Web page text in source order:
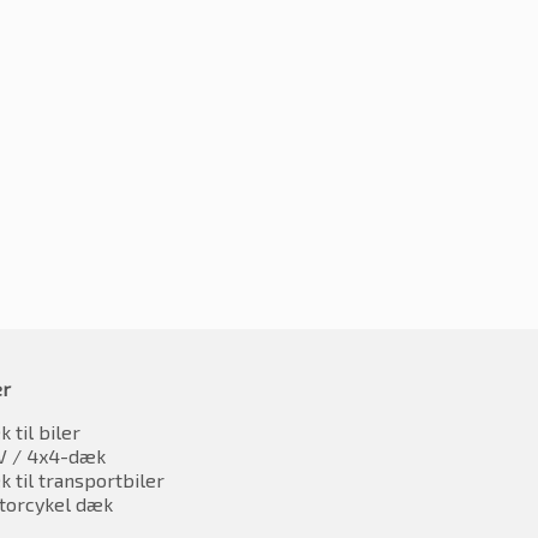
96V
til biler
/ 4x4-dæk
til transportbiler
dæk